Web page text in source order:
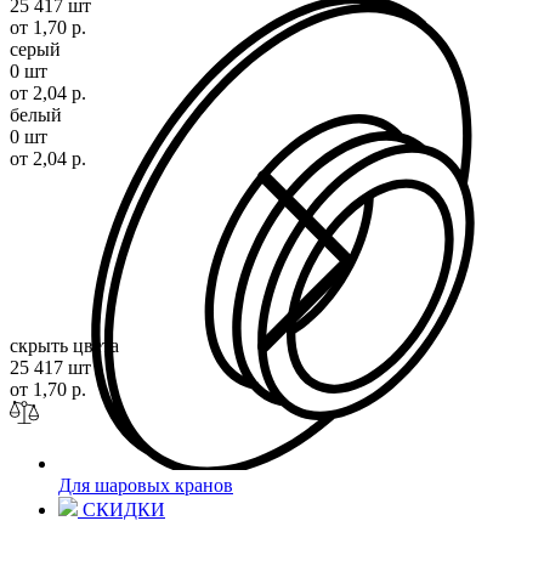
Для шаровых кранов
СКИДКИ
25 417 шт
от 1,70 р.
серый
0 шт
от 2,04 р.
белый
0 шт
от 2,04 р.
скрыть цвета
25 417 шт
от 1,70 р.